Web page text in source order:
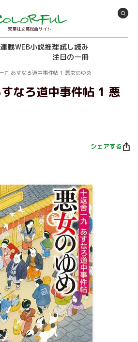
双葉社文芸総合サイト
連載WEB小説推理試し読み
注目の一冊
九 あすなろ道中事件帖 1 悪女のゆめ
なろ道中事件帖 1 悪
シェアする